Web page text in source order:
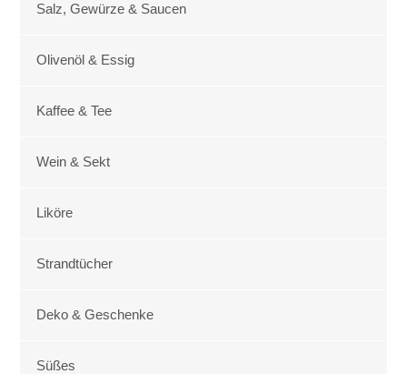
Salz, Gewürze & Saucen
Olivenöl & Essig
Kaffee & Tee
Wein & Sekt
Liköre
Strandtücher
Deko & Geschenke
Süßes